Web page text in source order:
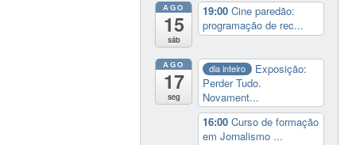
AGO
15
sáb
19:00Cine paredão:
programação de rec...
AGO
17
seg
dia inteiro
Exposição:
Perder Tudo.
Novament...
16:00Curso de formação
em Jornalismo ...